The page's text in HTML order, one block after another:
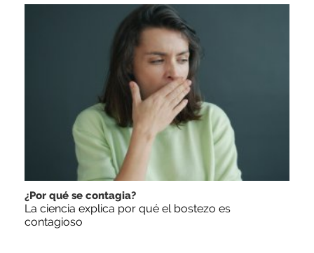
¿Por qué se contagia?
La ciencia explica por qué el bostezo es
contagioso